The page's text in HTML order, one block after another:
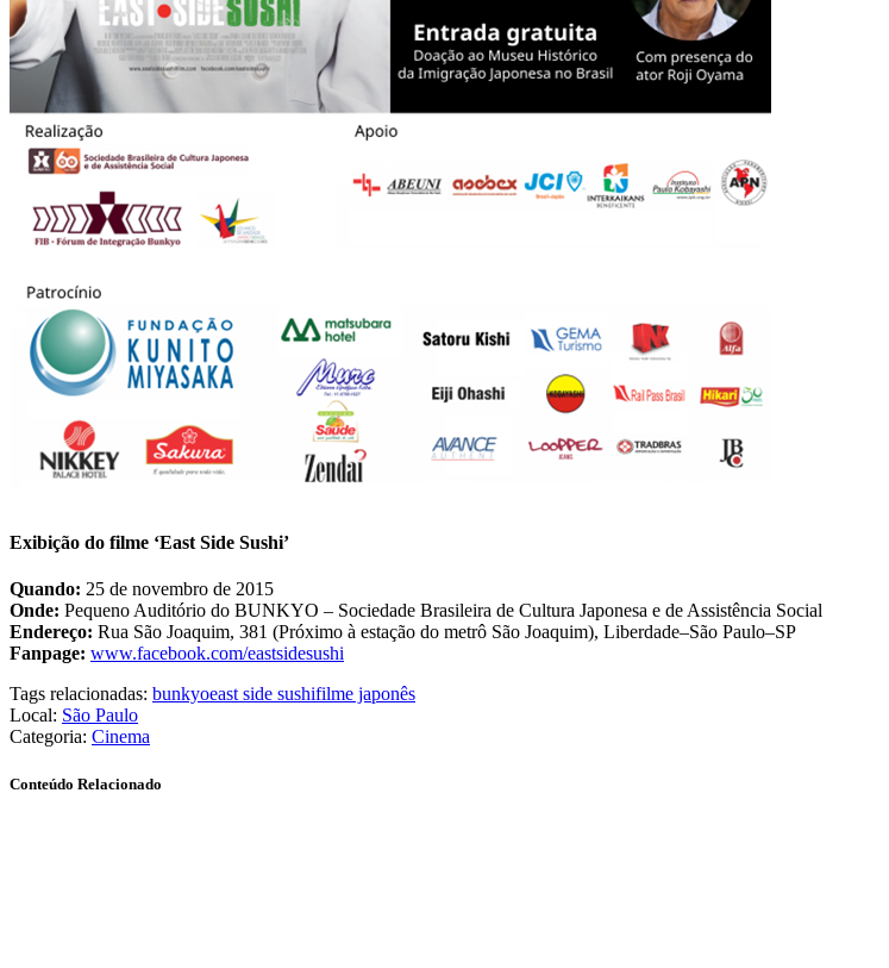
Exibição do filme ‘East Side Sushi’
Quando: 25 de novembro de 2015
Onde: Pequeno Auditório do BUNKYO – Sociedade Brasileira de Cultura Japonesa e de Assistência Social
Endereço: Rua São Joaquim, 381 (Próximo à estação do metrô São Joaquim), Liberdade–São Paulo–SP
Fanpage: www.facebook.com/eastsidesushi
Tags relacionadas: bunkyoeast side sushifilme japonês
Local: São Paulo
Categoria: Cinema
Conteúdo Relacionado